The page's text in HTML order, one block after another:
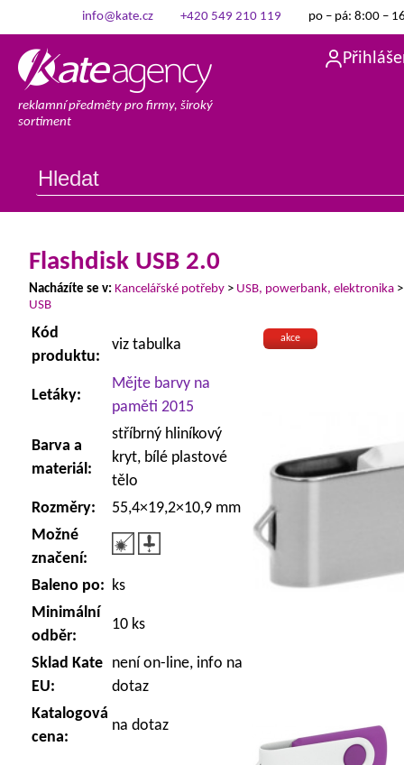
info@kate.cz +420 549 210 119 po – pá: 8:00 –
reklamní předměty pro firmy, široký
sortiment
Flashdisk USB 2.0
Nacházíte se v: Kancelářské potřeby > USB, powerbank, elektronika
USB
akce
Kód
produktu:
viz tabulka
Letáky:
Mějte barvy na
paměti 2015
Barva a
materiál:
stříbrný hliníkový
kryt, bílé plastové
tělo
Rozměry:
55,4×19,2×10,9 mm
Možné
značení:
Baleno po: ks
Minimální
odběr:
10 ks
Sklad Kate
EU:
není on-line, info na
dotaz
Katalogová
cena:
na dotaz